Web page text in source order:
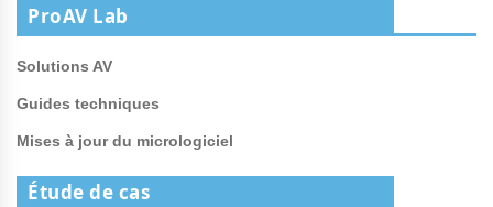
ProAV Lab
Solutions AV
Guides techniques
Mises à jour du micrologiciel
Étude de cas